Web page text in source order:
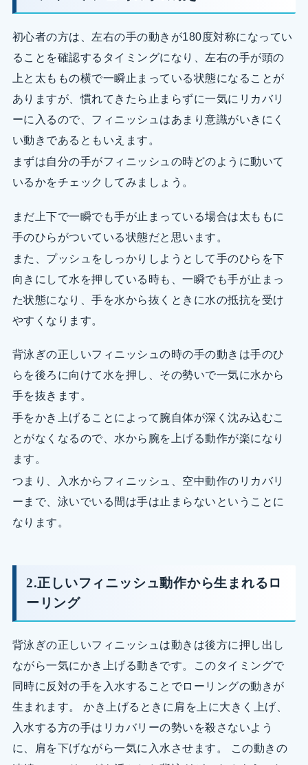
初心者の方は、左右の手の動きが180度対称になってい
ることを確認するタイミングになり、左右の手が頭の
上と太ももの横で一瞬止まっている状態になることが
ありますが、慣れてきたら止まらずに一気にリカバリ
ーに入るので、フィニッシュはあまり意識がいきにく
い動きであるともいえます。
まずは自分の手がフィニッシュの時どのように動いて
いるかをチェックしてみましょう。
まだ上下で一瞬でも手が止まっている場合は太ももに
手のひらがついている状態だと思います。
また、プッシュをしっかりしようとして手のひらを下
向きにして水を押している時も、一瞬でも手が止まっ
た状態になり、手を水から抜くときに水の抵抗を受け
やすくなります。
背泳ぎの正しいフィニッシュの時の手の動きは手のひ
らを後ろに向けて水を押し、その勢いで一気に水から
手を抜きます。
手をかき上げることによって腕自体が深く沈み込むこ
とがなくなるので、水から腕を上げる動作が楽になり
ます。
つまり、入水からフィニッシュ、空中動作のリカバリ
ーまで、泳いでいる間は手は止まらないということに
なります。
2.正しいフィニッシュ動作から生まれるロ
ーリング
背泳ぎの正しいフィニッシュは動きは後方に押し出し
ながら一気にかき上げる動きです。このタイミングで
同時に反対の手を入水することでローリングの動きが
生まれます。 かき上げるときに肩を上に大きく上げ、
入水する方の手はリカバリーの勢いを殺さないよう
に、肩を下げながら一気に入水させます。 この動きの